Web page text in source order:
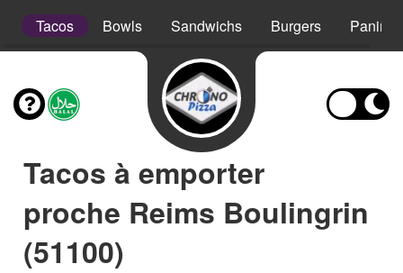
Tacos Bowls Sandwichs Burgers Paninis
Tacos à emporter
proche Reims Boulingrin
(51100)